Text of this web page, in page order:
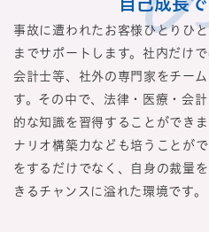
事故に遭われたお客様ひとりひ
までサポートします。社内だけ
会計士等、社外の専門家をチー
す。その中で、法律・医療・会
的な知識を習得することができ
ナリオ構築力なども培うことが
をするだけでなく、自身の裁量
きるチャンスに溢れた環境です。